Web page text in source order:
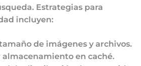
Estrategias para
incluyen:
de imágenes y archivos.
en caché.